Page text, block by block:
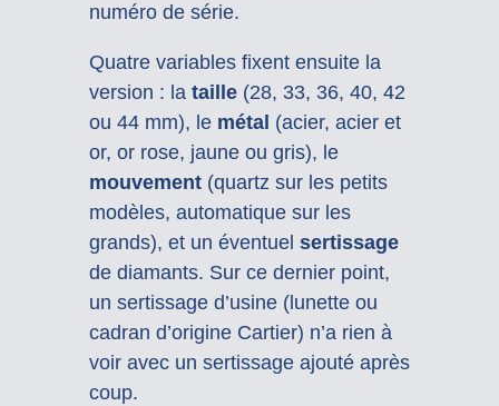
numéro de série.
Quatre variables fixent ensuite la
version : la taille(28, 33, 36, 40, 42
ou 44 mm), le métal (acier, acier et
or, or rose, jaune ou gris), le
mouvement(quartz sur les petits
modèles, automatique sur les
grands), et un éventuel sertissage
de diamants. Sur ce dernier point,
un sertissage d’usine (lunette ou
cadran d’origine Cartier) n’a rien à
voir avec un sertissage ajouté après
coup.